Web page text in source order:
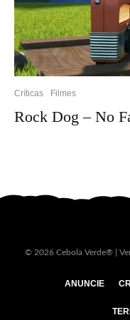
Críticas Filmes
Rock Dog – No
© 2026 Cebola Verde® |
ANUNCIE